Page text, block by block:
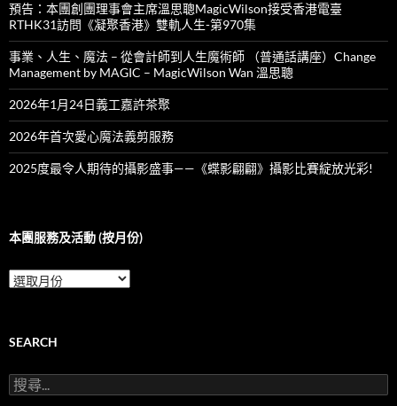
預告：本團創團理事會主席溫思聰MagicWilson接受香港電臺
RTHK31訪問《凝聚香港》雙軌人生-第970集
事業、人生、魔法 – 從會計師到人生魔術師 （普通話講座）Change
Management by MAGIC – MagicWilson Wan 溫思聰
2026年1月24日義工嘉許茶聚
2026年首次愛心魔法義剪服務
2025度最令人期待的攝影盛事——《蝶影翩翩》攝影比賽綻放光彩!
本團服務及活動 (按月份)
本
團
及
動
(按
SEARCH
搜
尋